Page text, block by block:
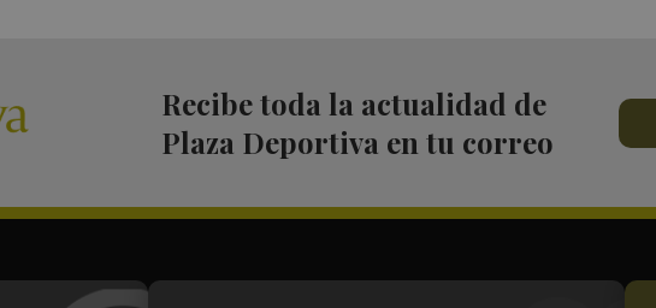
Recibe toda la actualidad de
Plaza Deportiva en tu correo